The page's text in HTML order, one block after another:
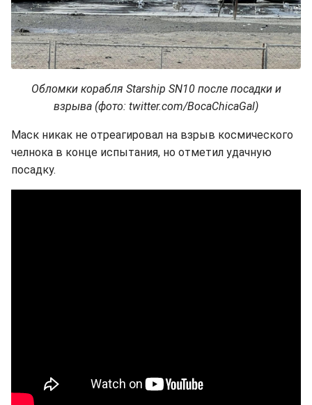
Обломки корабля Starship SN10 после посадки и
взрыва (фото: twitter.com/BocaChicaGal)
Маск никак не отреагировал на взрыв космического
челнока в конце испытания, но отметил удачную
посадку.